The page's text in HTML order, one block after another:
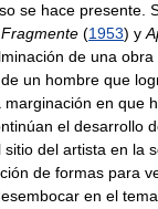
se hace presente.
Fragmente (1953) y
de una
un hombre que
en que
el desarrollo
del artista en la
de formas para
en el